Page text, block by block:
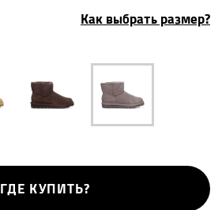
Как выбрать размер?
ГДЕ КУПИТЬ?